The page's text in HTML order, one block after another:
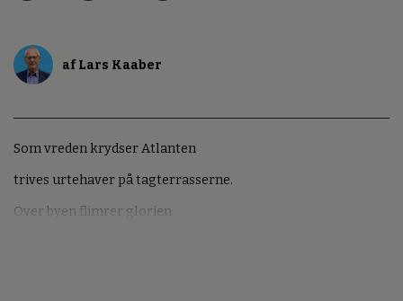
af Lars Kaaber
Som vreden krydser Atlanten
trives urtehaver på tagterrasserne.
Over byen flimrer glorien